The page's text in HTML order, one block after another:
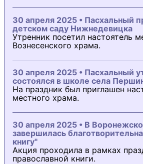
30 апреля 2025 • Пасхальный
детском саду Нижнедевицка
Утренник посетил настоятель
Вознесенского храма.
30 апреля 2025 • Пасхальный
состоялся в школе села
На праздник был приглашен
местного храма.
30 апреля 2025 • В
завершилась
книгу"
Акция проходила в рамках
православной книги.